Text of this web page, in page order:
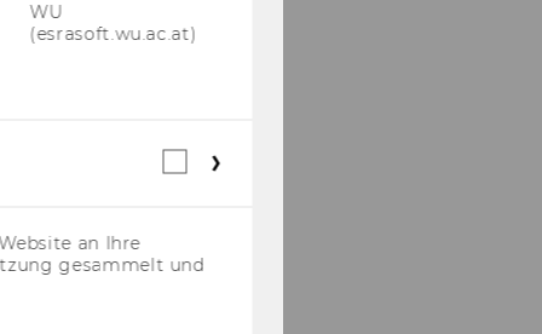
WU
(esrasoft.wu.ac.at)
Webstatistik
an Ihre
gesammelt und